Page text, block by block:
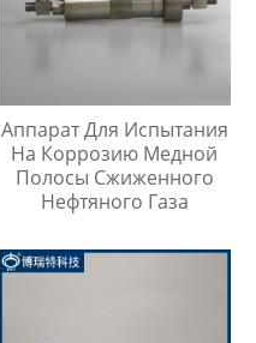
Аппарат Для Испытания
На Коррозию Медной
Полосы Сжиженного
Нефтяного Газа